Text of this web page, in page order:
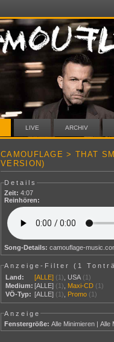
LIVE ARCHIV
CAMOUFLAGE > THAT
VERSION)
Details
Zeit: 4:07
Reinhören:
Song-Details: camouflage-
Anzeige-Filter ( 1
Land:
[ALLE] (1) USA (1)
Medium: [ALLE] (1) Maxi-CD (1)
VÖ-Typ: [ALLE] (1) Promo (1)
Anzeige
Fenstergröße: Alle Minimieren |Alle